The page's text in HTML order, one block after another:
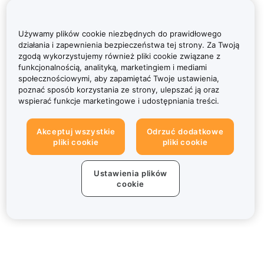
Używamy plików cookie niezbędnych do prawidłowego
działania i zapewnienia bezpieczeństwa tej strony. Za Twoją
zgodą wykorzystujemy również pliki cookie związane z
funkcjonalnością, analityką, marketingiem i mediami
społecznościowymi, aby zapamiętać Twoje ustawienia,
poznać sposób korzystania ze strony, ulepszać ją oraz
wspierać funkcje marketingowe i udostępniania treści.
Akceptuj wszystkie
pliki cookie
Odrzuć dodatkowe
pliki cookie
Ustawienia plików
cookie